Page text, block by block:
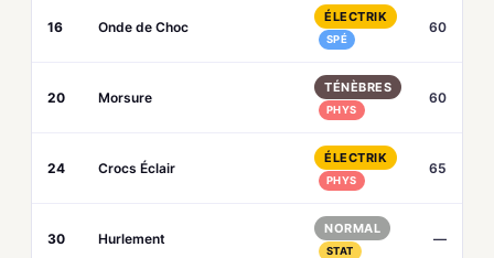
16 Onde de Choc
ÉLECTRIK
SPÉ
60
20 Morsure
TÉNÈBRES
PHYS
60
24 Crocs Éclair
ÉLECTRIK
PHYS
65
30 Hurlement
NORMAL
STAT
—